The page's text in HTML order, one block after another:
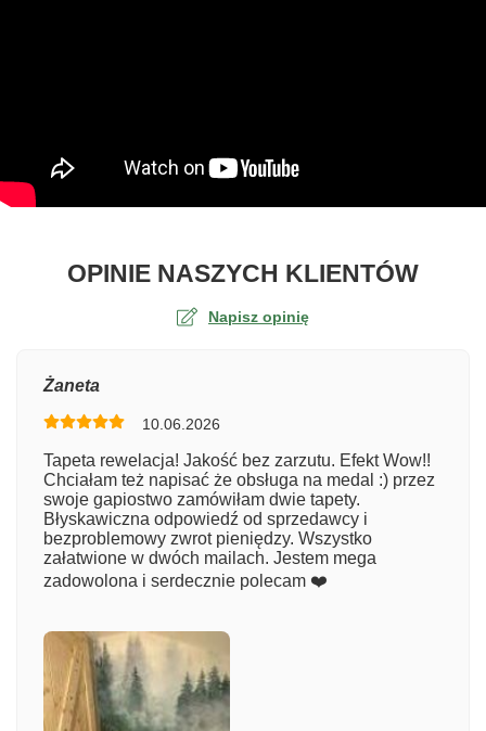
OPINIE NASZYCH KLIENTÓWO
Napisz opinię
Numer zamówienia
Imię
Żaneta
10.06.2026
Tapeta rewelacja! Jakość bez zarzutu. Efekt Wow!!
Chciałam też napisać że obsługa na medal :) przez
swoje gapiostwo zamówiłam dwie tapety.
Błyskawiczna odpowiedź od sprzedawcy i
bezproblemowy zwrot pieniędzy. Wszystko
załatwione w dwóch mailach. Jestem mega
zadowolona i serdecznie polecam ❤️